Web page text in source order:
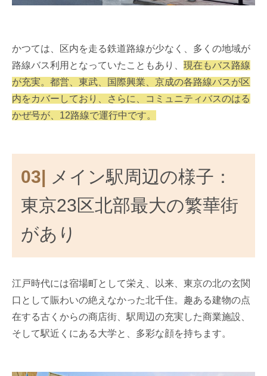
かつては、区内を走る鉄道路線が少なく、多くの地域が
路線バス利用となっていたこともあり、 現在もバス路線
が充実。都営、東武、国際興業、京成の各路線バスが区
内をカバーしており、さらに、コミュニティバスのはる
かぜ号が、12路線で運行中です。
03| メイン駅周辺の様子：
東京23区北部最大の繁華街
があり
江戸時代には宿場町として栄え、以来、東京の北の玄関
口として賑わいの絶えなかった北千住。趣ある建物の点
在する古くからの商店街、駅周辺の充実した商業施設、
そして駅近くにある大学と、多彩な顔を持ちます。